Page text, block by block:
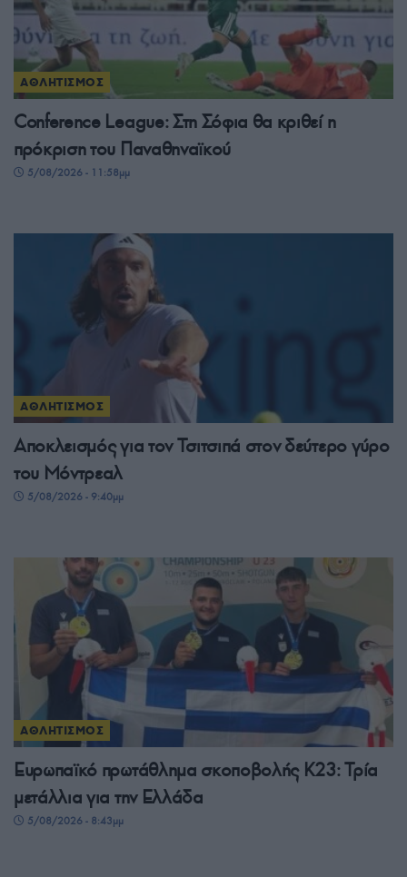
ΑΘΛΗΤΙΣΜΟΣ
Conference League: Στη Σόφια θα κριθεί η
πρόκριση του Παναθηναϊκού
5/08/2026 - 11:58μμ
ΑΘΛΗΤΙΣΜΟΣ
Αποκλεισμός για τον Τσιτσιπά στον δεύτερο γύρο
του Μόντρεαλ
5/08/2026 - 9:40μμ
ΑΘΛΗΤΙΣΜΟΣ
Ευρωπαϊκό πρωτάθλημα σκοποβολής Κ23: Τρία
μετάλλια για την Ελλάδα
5/08/2026 - 8:43μμ